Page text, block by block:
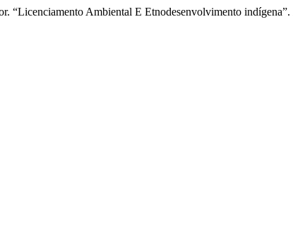
“Licenciamento Ambiental E Etnodesenvolvimento indígena”.